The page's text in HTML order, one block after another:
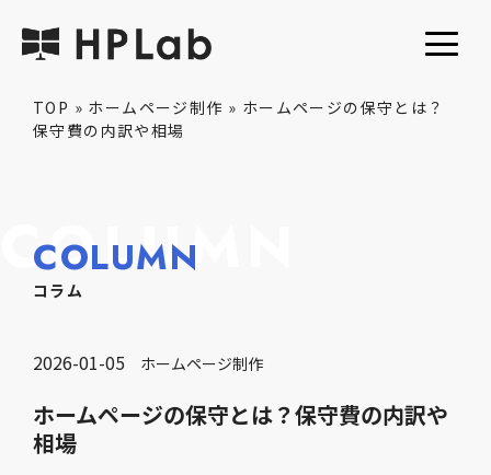
TOP » ホームページ制作 » ホームページの保守とは？
保守費の内訳や相場
COLUMN
COLUMN
コラム
2026-01-05 ホームページ制作
ホームページの保守とは？保守費の内訳や
相場